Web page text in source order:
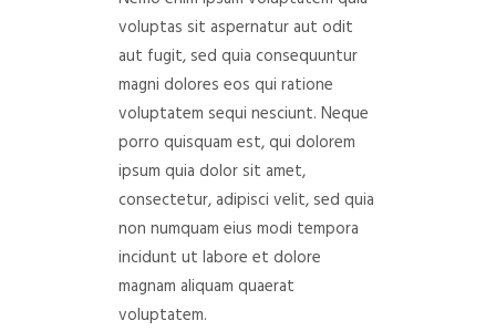
voluptas sit aspernatur aut odit
aut fugit, sed quia consequuntur
magni dolores eos qui ratione
voluptatem sequi nesciunt. Neque
porro quisquam est, qui dolorem
ipsum quia dolor sit amet,
consectetur, adipisci velit, sed quia
non numquam eius modi tempora
incidunt ut labore et dolore
magnam aliquam quaerat
voluptatem.